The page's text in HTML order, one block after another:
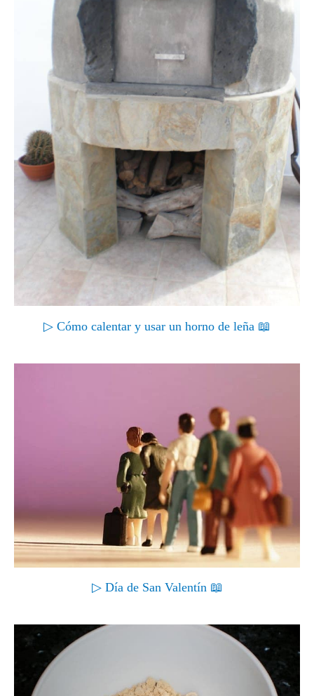
▷ Cómo calentar y usar un horno de leña 📖
▷ Día de San Valentín 📖